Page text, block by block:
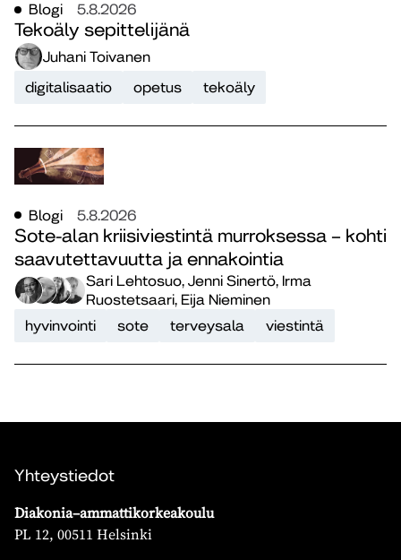
Blogi 5.8.2026
Tekoäly sepittelijänä
Juhani Toivanen
digitalisaatio
opetus tekoäly
Blogi 5.8.2026
Sote-alan kriisiviestintä murroksessa – kohti
saavutettavuutta ja ennakointia
Sari Lehtosuo, Jenni Sinertö, Irma
Ruostetsaari, Eija Nieminen
hyvinvointi
sote terveysala viestintä
Yhteystiedot
Diakonia–ammattikorkeakoulu
PL 12, 00511 Helsinki